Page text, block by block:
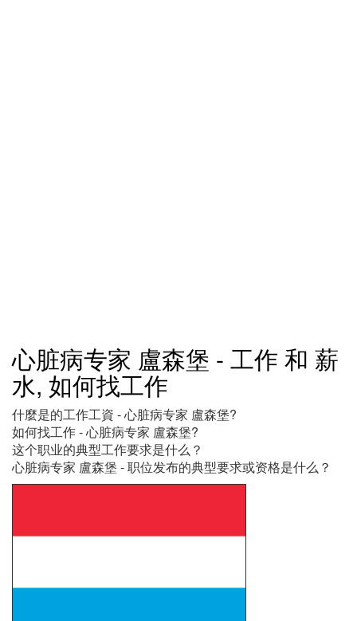
心脏病专家 盧森堡 - 工作 和 薪
水, 如何找工作
什麼是的工作工資 - 心脏病专家 盧森堡?
如何找工作 - 心脏病专家 盧森堡?
这个职业的典型工作要求是什么？
心脏病专家 盧森堡 - 职位发布的典型要求或资格是什么？